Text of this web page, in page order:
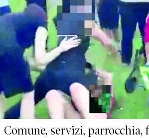
Comune, servizi, parrocchia,